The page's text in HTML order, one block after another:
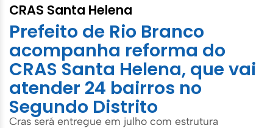
CRAS Santa Helena
Prefeito de Rio Branco
acompanha reforma do
CRAS Santa Helena, que vai
atender 24 bairros no
Segundo Distrito
Cras será entregue em julho com estrutura